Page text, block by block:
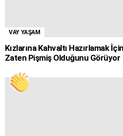
VAY YAŞAM
Kızlarına Kahvaltı Hazırlamak
Zaten Pişmiş Olduğunu Görüyor